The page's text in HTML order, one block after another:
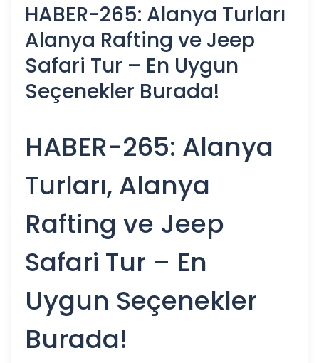
HABER-265: Alanya Turları
Alanya Rafting ve Jeep
Safari Tur – En Uygun
Seçenekler Burada!
HABER-265: Alanya
Turları, Alanya
Rafting ve Jeep
Safari Tur – En
Uygun Seçenekler
Burada!